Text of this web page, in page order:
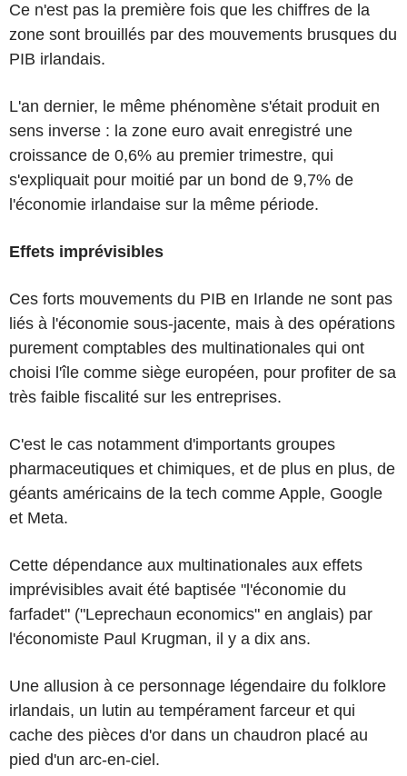
Ce n'est pas la première fois que les chiffres de la
zone sont brouillés par des mouvements brusques du
PIB irlandais.
L'an dernier, le même phénomène s'était produit en
sens inverse : la zone euro avait enregistré une
croissance de 0,6% au premier trimestre, qui
s'expliquait pour moitié par un bond de 9,7% de
l'économie irlandaise sur la même période.
Effets imprévisibles
Ces forts mouvements du PIB en Irlande ne sont pas
liés à l'économie sous-jacente, mais à des opérations
purement comptables des multinationales qui ont
choisi l'île comme siège européen, pour profiter de sa
très faible fiscalité sur les entreprises.
C'est le cas notamment d'importants groupes
pharmaceutiques et chimiques, et de plus en plus, de
géants américains de la tech comme Apple, Google
et Meta.
Cette dépendance aux multinationales aux effets
imprévisibles avait été baptisée "l'économie du
farfadet" ("Leprechaun economics" en anglais) par
l'économiste Paul Krugman, il y a dix ans.
Une allusion à ce personnage légendaire du folklore
irlandais, un lutin au tempérament farceur et qui
cache des pièces d'or dans un chaudron placé au
pied d'un arc-en-ciel.